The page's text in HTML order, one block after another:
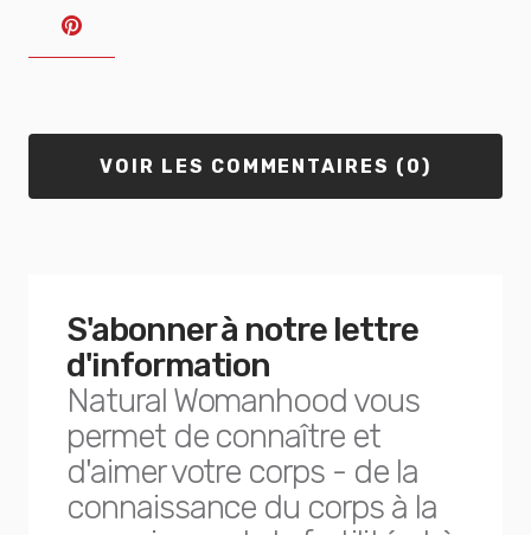
VOIR LES COMMENTAIRES (0)
S'abonner à notre lettre
d'information
Natural Womanhood vous
permet de connaître et
d'aimer votre corps - de la
connaissance du corps à la